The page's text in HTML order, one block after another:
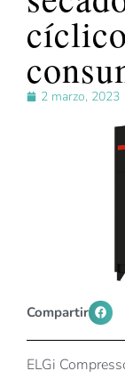
2 marzo, 2023
Compartir
ELGi